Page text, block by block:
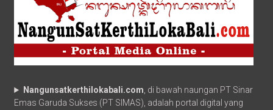
Nangunsatkerthilokabali.com , di bawah naungan PT Sinar
Emas Garuda Sukses (PT SIMAS), adalah portal digital yang